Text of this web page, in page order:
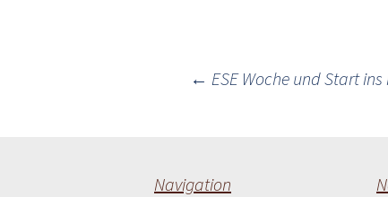
← ESE Woche und Start
Navigation